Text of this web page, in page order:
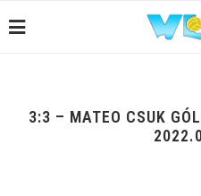
3:3 – MATEO CSUK